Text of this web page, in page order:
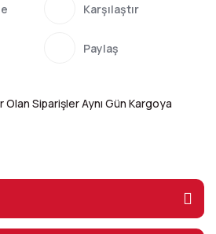
Karşılaştır
Paylaş
Siparişler Aynı Gün Kargoya